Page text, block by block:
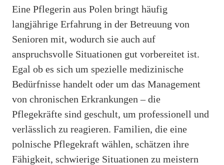
Eine Pflegerin aus Polen bringt häufig
langjährige Erfahrung in der Betreuung von
Senioren mit, wodurch sie auch auf
anspruchsvolle Situationen gut vorbereitet ist.
Egal ob es sich um spezielle medizinische
Bedürfnisse handelt oder um das Management
von chronischen Erkrankungen – die
Pflegekräfte sind geschult, um professionell und
verlässlich zu reagieren. Familien, die eine
polnische Pflegekraft wählen, schätzen ihre
Fähigkeit, schwierige Situationen zu meistern